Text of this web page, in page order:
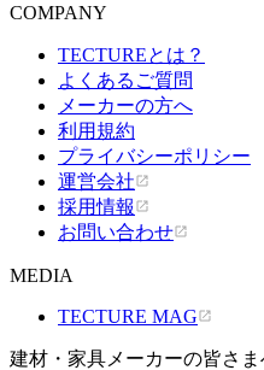
COMPANY
TECTUREとは？
よくあるご質問
メーカーの方へ
利用規約
プライバシーポリシー
運営会社
採用情報
お問い合わせ
MEDIA
TECTURE MAG
建材・家具メーカーの皆さま